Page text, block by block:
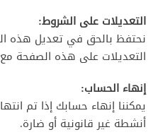
التعديلات على الشروط:
نحتفظ بالحق في تعديل هذه
التعديلات على هذه الصفحة مع
إنهاء الحساب:
يمكننا إنهاء حسابك إذا تم
أنشطة غير قانونية أو ضارة.